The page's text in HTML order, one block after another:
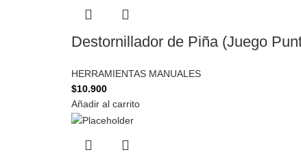
Destornillador de Piña (Juego
HERRAMIENTAS MANUALES
$10.900
Añadir al carrito